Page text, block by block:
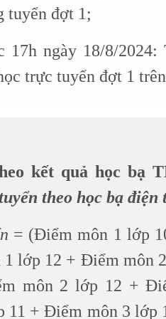
tuyển đợt 1;
ngày 18/8/2024:
trực tuyến đợt 1
kết quả học bạ
theo học bạ điện
= (Điểm môn 1 lớp
1 lớp 12 + Điểm môn
môn 2 lớp 12 +
11 + Điểm môn 3 lớp